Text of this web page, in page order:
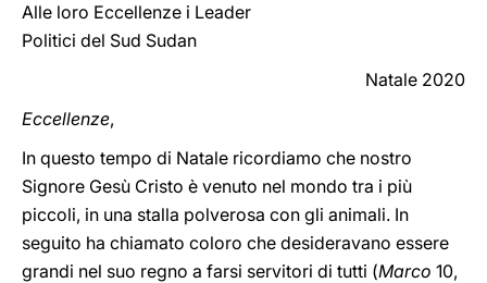
Alle loro Eccellenze i Leader
Politici del Sud Sudan
Natale 2020
Eccellenze,
In questo tempo di Natale ricordiamo che nostro
Signore Gesù Cristo è venuto nel mondo tra i più
piccoli, in una stalla polverosa con gli animali. In
seguito ha chiamato coloro che desideravano essere
grandi nel suo regno a farsi servitori di tutti (Marco 10,